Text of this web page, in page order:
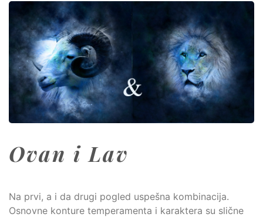
Ovan i Lav
Na prvi, a i da drugi pogled uspešna kombinacija.
Osnovne konture temperamenta i karaktera su slične